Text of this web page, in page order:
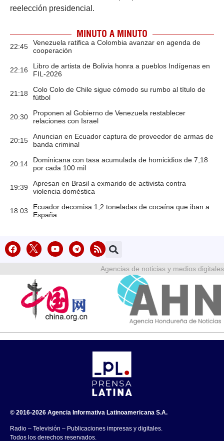
reelección presidencial.
MINUTO A MINUTO
22:45
Venezuela ratifica a Colombia avanzar en agenda de
cooperación
22:16
Libro de artista de Bolivia honra a pueblos Indígenas en
FIL-2026
21:18
Colo Colo de Chile sigue cómodo su rumbo al título de
fútbol
20:30
Proponen al Gobierno de Venezuela restablecer
relaciones con Israel
20:15
Anuncian en Ecuador captura de proveedor de armas de
banda criminal
20:14
Dominicana con tasa acumulada de homicidios de 7,18
por cada 100 mil
19:39
Apresan en Brasil a exmarido de activista contra
violencia doméstica
18:03
Ecuador decomisa 1,2 toneladas de cocaína que iban a
España
Agencias de noticias y medios digitales
© 2016-2026 Agencia Informativa Latinoamericana S.A.
Radio – Televisión – Publicaciones impresas y digitales.
Todos los derechos reservados.